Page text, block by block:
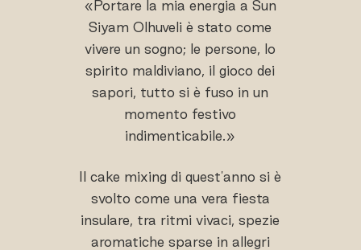
«Portare la mia energia a Sun
Siyam Olhuveli è stato come
vivere un sogno; le persone, lo
spirito maldiviano, il gioco dei
sapori, tutto si è fuso in un
momento festivo
indimenticabile.»
Il cake mixing di quest'anno si è
svolto come una vera fiesta
insulare, tra ritmi vivaci, spezie
aromatiche sparse in allegri